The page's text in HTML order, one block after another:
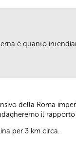
è quanto
della Roma
il
per 3 km circa.